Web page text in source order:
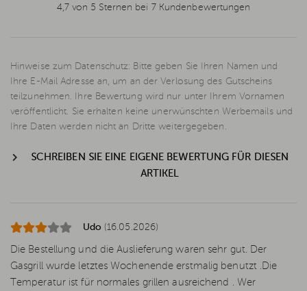
4,7 von 5 Sternen bei 7 Kundenbewertungen
Hinweise zum Datenschutz: Bitte geben Sie Ihren Namen und
Ihre E-Mail Adresse an, um an der Verlosung des Gutscheins
teilzunehmen. Ihre Bewertung wird nur unter Ihrem Vornamen
veröffentlicht. Sie erhalten keine unerwünschten Werbemails und
Ihre Daten werden nicht an Dritte weitergegeben.
SCHREIBEN SIE EINE EIGENE BEWERTUNG FÜR DIESEN
ARTIKEL
Udo (16.05.2026)
Die Bestellung und die Auslieferung waren sehr gut. Der
Gasgrill wurde letztes Wochenende erstmalig benutzt .Die
Temperatur ist für normales grillen ausreichend . Wer